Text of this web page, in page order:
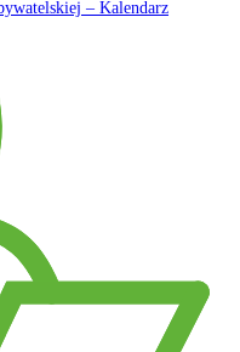
– Kalendarz